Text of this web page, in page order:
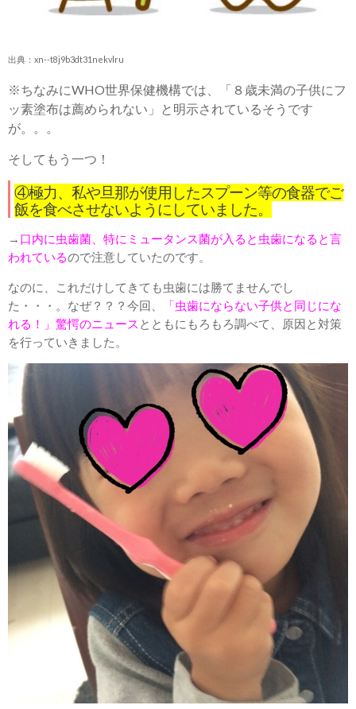
出典：xn--t8j9b3dt31nekvlru
※ちなみにWHO世界保健機構では、「８歳未満の子供にフ
ッ素塗布は薦められない」と明示されているそうです
が。。。
そしてもう一つ！
④極力、私や旦那が使用したスプーン等の食器でご
飯を食べさせないようにしていました。
→ 口内に虫歯菌、特にミュータンス菌が入ると虫歯になると言
われているので注意していたのです。
なのに、これだけしてきても虫歯には勝てませんでし
た・・・。なぜ？？？今回、
「虫歯にならない子供と同じにな
れる！」驚愕のニュース とともにもろもろ調べて、原因と対策
を行っていきました。